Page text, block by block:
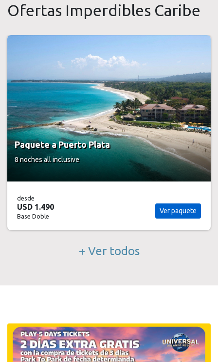
Ofertas Imperdibles Caribe
Paquete a Miches
7 nochesall inclusive
desde
USD 1.510
Base Doble
Ver paquete
+ Ver todos